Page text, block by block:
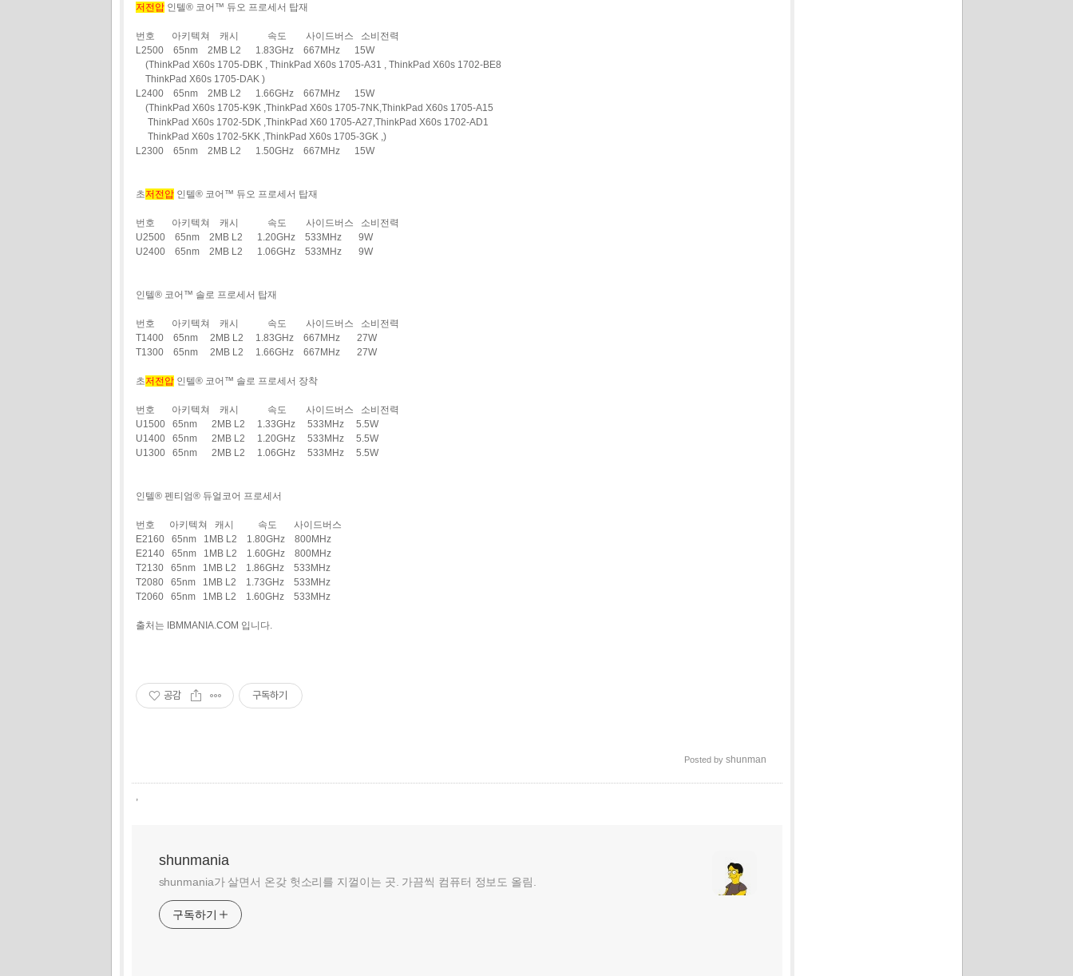
저전압인텔® 코어™ 듀오 프로세서 탑재
번호 아키텍쳐 캐시 속도 사이드버스 소비전력
L2500 65nm 2MB L2 1.83GHz 667MHz 15W
(ThinkPad X60s 1705-DBK , ThinkPad X60s 1705-A31 , ThinkPad X60s 1702-BE8
ThinkPad X60s 1705-DAK )
L2400 65nm 2MB L2 1.66GHz 667MHz 15W
(ThinkPad X60s 1705-K9K ,ThinkPad X60s 1705-7NK,ThinkPad X60s 1705-A15
ThinkPad X60s 1702-5DK ,ThinkPad X60 1705-A27,ThinkPad X60s 1702-AD1
ThinkPad X60s 1702-5KK ,ThinkPad X60s 1705-3GK ,)
L2300 65nm 2MB L2 1.50GHz 667MHz 15W
초저전압인텔® 코어™ 듀오 프로세서 탑재
번호 아키텍쳐 캐시 속도 사이드버스 소비전력
U2500 65nm 2MB L2 1.20GHz 533MHz 9W
U2400 65nm 2MB L2 1.06GHz 533MHz 9W
인텔® 코어™ 솔로 프로세서 탑재
번호 아키텍쳐 캐시 속도 사이드버스 소비전력
T1400 65nm 2MB L2 1.83GHz 667MHz 27W
T1300 65nm 2MB L2 1.66GHz 667MHz 27W
초저전압인텔® 코어™ 솔로 프로세서 장착
번호 아키텍쳐 캐시 속도 사이드버스 소비전력
U1500 65nm 2MB L2 1.33GHz 533MHz 5.5W
U1400 65nm 2MB L2 1.20GHz 533MHz 5.5W
U1300 65nm 2MB L2 1.06GHz 533MHz 5.5W
인텔® 펜티엄® 듀얼코어 프로세서
번호 아키텍쳐 캐시 속도 사이드버스
E2160 65nm 1MB L2 1.80GHz 800MHz
E2140 65nm 1MB L2 1.60GHz 800MHz
T2130 65nm 1MB L2 1.86GHz 533MHz
T2080 65nm 1MB L2 1.73GHz 533MHz
T2060 65nm 1MB L2 1.60GHz 533MHz
출처는 IBMMANIA.COM 입니다.
공감 구독하기
Posted by shunman
shunmania
shunmania가 살면서 온갖 헛소리를 지껄이는 곳. 가끔씩 컴퓨터 정보도 올림.
구독하기